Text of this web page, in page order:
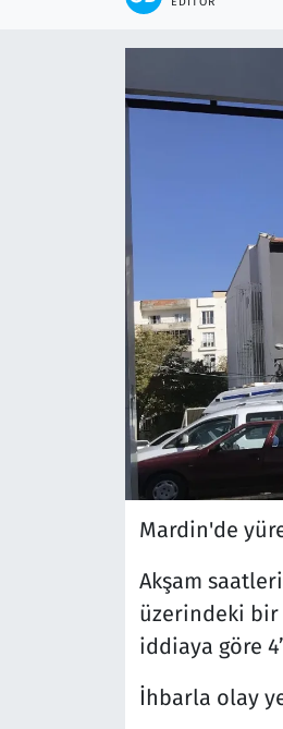
Mardin'de
Akşam
üzerindeki bir
iddiaya göre
İhbarla olay
Televizyon